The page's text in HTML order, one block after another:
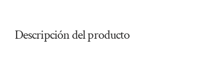
Descripción del producto